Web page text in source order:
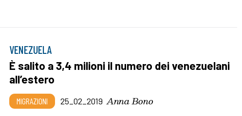
VENEZUELA
È salito a 3,4 milioni il numero dei venezuelani
all’estero
MIGRAZIONI 25_02_2019 Anna Bono